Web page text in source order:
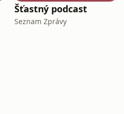
Šťastný podcast
Seznam Zprávy